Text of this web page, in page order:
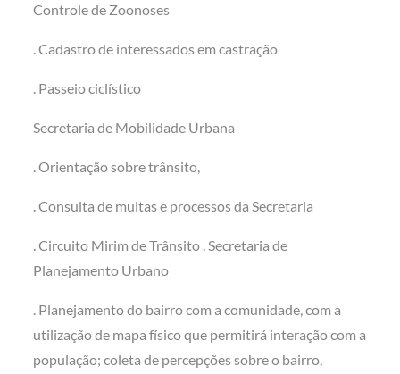
Controle de Zoonoses
. Cadastro de interessados em castração
. Passeio ciclístico
Secretaria de Mobilidade Urbana
. Orientação sobre trânsito,
. Consulta de multas e processos da Secretaria
. Circuito Mirim de Trânsito . Secretaria de
Planejamento Urbano
. Planejamento do bairro com a comunidade, com a
utilização de mapa físico que permitirá interação com a
população; coleta de percepções sobre o bairro,